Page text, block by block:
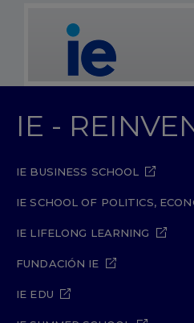
IE -
IE BUSINESS SCHOOL
IE SCHOOL OF POLITICS,
IE LIFELONG LEARNING
FUNDACIÓN IE
IE EDU